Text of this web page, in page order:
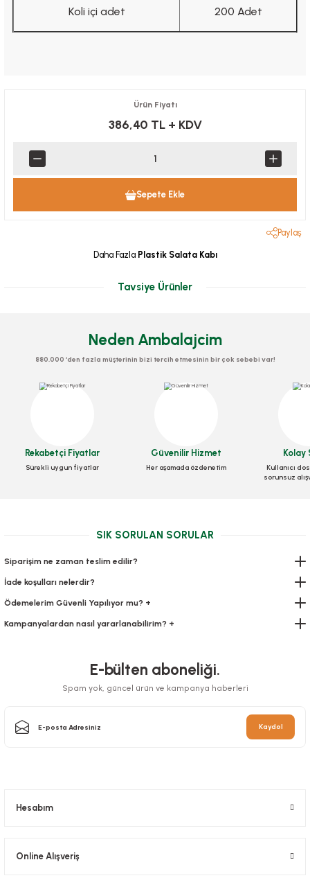
Koli içi adet 200 Adet
Ürün Fiyatı
386,40 TL + KDV
Sepete Ekle
Paylaş
Daha Fazla Plastik Salata Kabı
Tavsiye Ürünler
Yemek Seti 6 Lı Lüks Çtl,Bçk,Pçte,Kol.Mendil,Kürd 100 pkt
Stok Kodu 0552.2
Sepete Ekle
436,80 TL
Neden Ambalajcim
880.000 ‘den fazla müşterinin bizi tercih etmesinin bir çok sebebi var!
Rekabetçi Fiyatlar
Sürekli uygun fiyatlar
Güvenilir Hizmet
Her aşamada özdenetim
Kolay
Kullanıcı
sorunsuz
SIK SORULAN SORULAR
Siparişim ne zaman teslim edilir?
İade koşulları nelerdir?
Ödemelerim Güvenli Yapılıyor mu? +
Kampanyalardan nasıl yararlanabilirim? +
E-bülten aboneliği.
Spam yok, güncel ürün ve kampanya haberleri
Kaydol
Hesabım
Online Alışveriş